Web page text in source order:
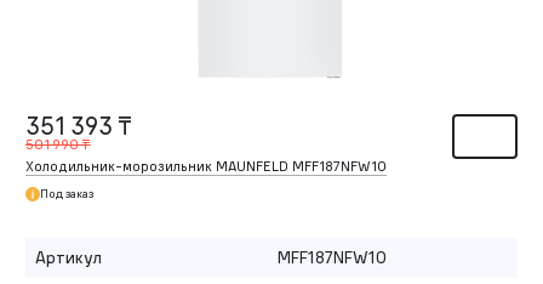
351 393 ₸
501 990 ₸
Холодильник-морозильник MAUNFELD MFF187NFW10
Под заказ
Артикул
MFF187NFW10